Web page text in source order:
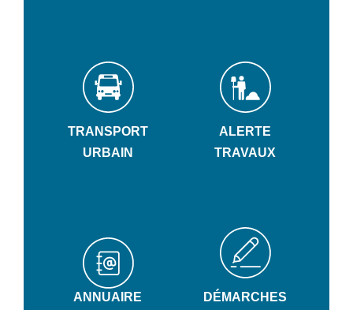
TRANSPORT
URBAIN
ALERTE
TRAVAUX
ANNUAIRE
DÉMARCHES